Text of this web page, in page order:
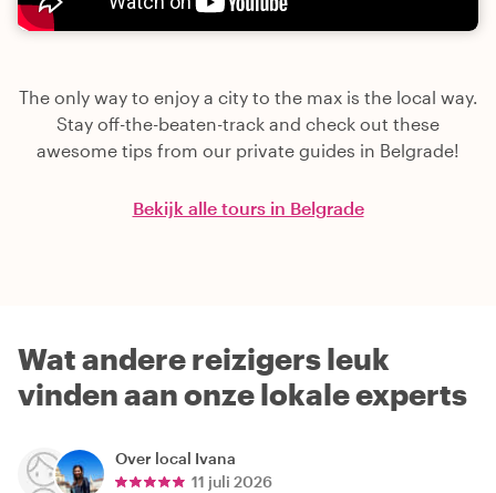
The only way to enjoy a city to the max is the local way.
Stay off-the-beaten-track and check out these
awesome tips from our private guides in Belgrade!
Bekijk alle tours in Belgrade
Wat andere reizigers leuk
vinden aan onze lokale experts
Over local Ivana
11 juli 2026